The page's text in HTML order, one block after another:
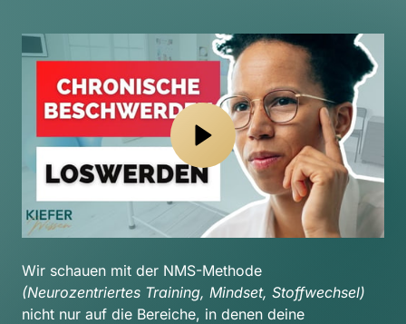
nicht nur auf die Bereiche, in denen deine